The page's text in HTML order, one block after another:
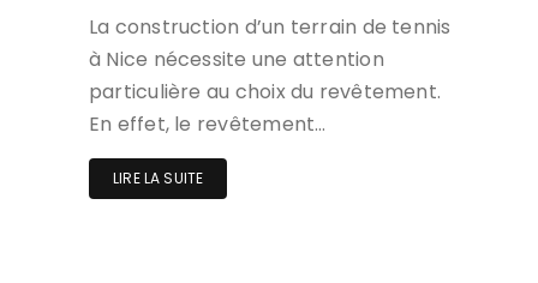
La construction d’un terrain de tennis
à Nice nécessite une attention
particulière au choix du revêtement.
En effet, le revêtement…
LIRE LA SUITE